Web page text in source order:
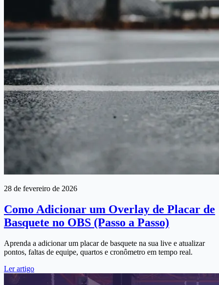
28 de fevereiro de 2026
Como Adicionar um Overlay de Placar de
Basquete no OBS (Passo a Passo)
Aprenda a adicionar um placar de basquete na sua live e atualizar
pontos, faltas de equipe, quartos e cronômetro em tempo real.
Ler artigo